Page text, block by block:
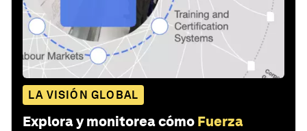
LA VISIÓN GLOBAL
Explora y monitorea cómo Fuerza